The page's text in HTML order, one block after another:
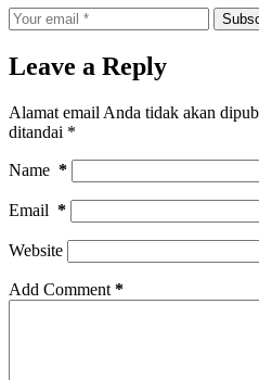
Leave a Reply
Alamat email Anda tidak akan
ditandai *
Name *
Email *
Website
Add Comment *